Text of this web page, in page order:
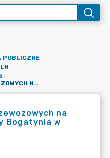
PUBLICZNE
ŚWIADCZENIE USŁUG PRZEWOZOWYCH NA TERENIE MIASTA I GMINY BOGATYNIA W RAMACH DWÓCH ZADAŃ
na
Bogatynia w